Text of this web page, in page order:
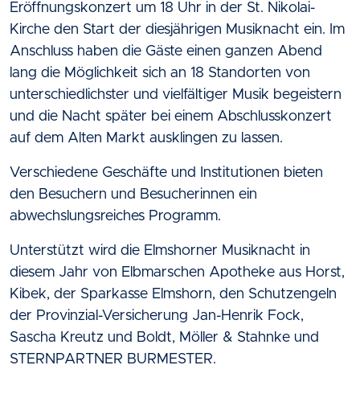
Eröffnungskonzert um 18 Uhr in der St. Nikolai-
Kirche den Start der diesjährigen Musiknacht ein. Im
Anschluss haben die Gäste einen ganzen Abend
lang die Möglichkeit sich an 18 Standorten von
unterschiedlichster und vielfältiger Musik begeistern
und die Nacht später bei einem Abschlusskonzert
auf dem Alten Markt ausklingen zu lassen.
Verschiedene Geschäfte und Institutionen bieten
den Besuchern und Besucherinnen ein
abwechslungsreiches Programm.
Unterstützt wird die Elmshorner Musiknacht in
diesem Jahr von Elbmarschen Apotheke aus Horst,
Kibek, der Sparkasse Elmshorn, den Schutzengeln
der Provinzial-Versicherung Jan-Henrik Fock,
Sascha Kreutz und Boldt, Möller & Stahnke und
STERNPARTNER BURMESTER.